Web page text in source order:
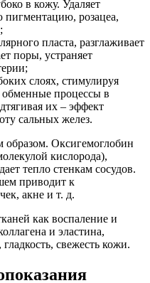
в кожу. Удаляет
розацеа,
пласта, разглаживает
поры, устраняет
слоях, стимулируя
обменные процессы в
их – эффект
сальных желез.
Оксигемоглобин
кислорода),
тепло стенкам сосудов.
приводит к
акне и т. д.
как воспаление и
и эластина,
свежесть кожи.